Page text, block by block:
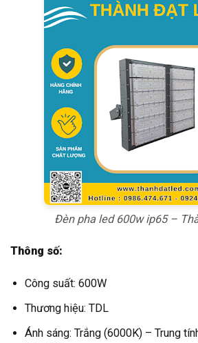
Đèn pha led 600w ip65 –
Thông số:
Công suất: 600W
Thương hiệu: TDL
Ánh sáng: Trắng (6000K) – Trung